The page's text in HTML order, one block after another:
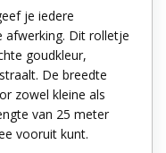
je iedere
afwerking. Dit rolletje
goudkleur,
De breedte
zowel kleine als
van 25 meter
vooruit kunt.